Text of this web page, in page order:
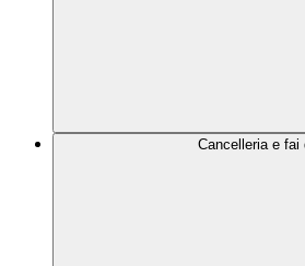
Cancelleria e fai